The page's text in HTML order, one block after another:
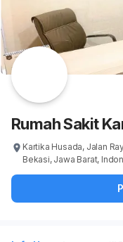
Rumah Sakit
Kartika Husada, Jalan
Bekasi, Jawa Barat,